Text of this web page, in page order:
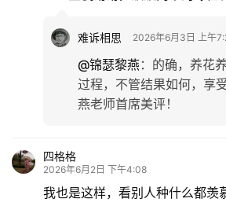
难诉相思 2026年6月3日 上午
@锦瑟黎燕： 的确，养花
过程，不管结果如何，享
燕老师首席美评！
四格格
2026年6月2日 下午4:08
我也是这样，看别人种什么都羡